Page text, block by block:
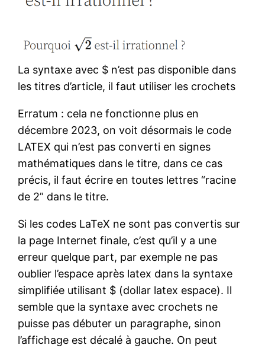
La syntaxe avec $ n’est pas disponible dans
les titres d’article, il faut utiliser les crochets
Erratum : cela ne fonctionne plus en
décembre 2023, on voit désormais le code
LATEX qui n’est pas converti en signes
mathématiques dans le titre, dans ce cas
précis, il faut écrire en toutes lettres “racine
de 2” dans le titre.
Si les codes LaTeX ne sont pas convertis sur
la page Internet finale, c’est qu’il y a une
erreur quelque part, par exemple ne pas
oublier l’espace après latex dans la syntaxe
simplifiée utilisant $ (dollar latex espace). Il
semble que la syntaxe avec crochets ne
puisse pas débuter un paragraphe, sinon
l’affichage est décalé à gauche. On peut